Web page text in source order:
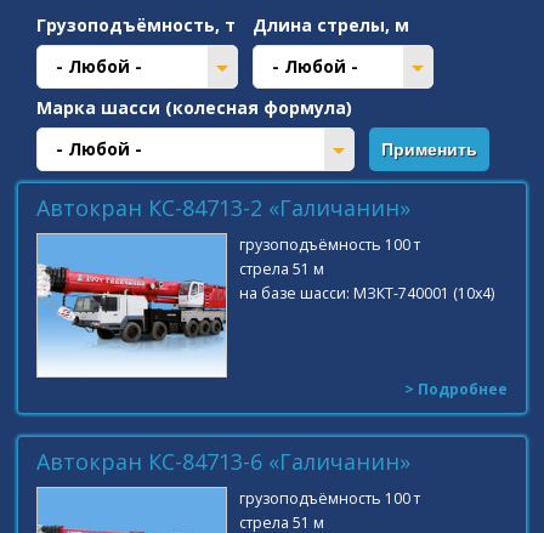
Грузоподъёмность, т
- Любой -
Длина стрелы, м
- Любой -
Марка шасси (колесная формула)
- Любой -
Автокран КС-84713-2 «Галичанин»
грузоподъёмность 100 т
стрела 51 м
на базе шасси: МЗКТ-740001 (10x4)
> Подробнее
Автокран КС-84713-6 «Галичанин»
грузоподъёмность 100 т
стрела 51 м